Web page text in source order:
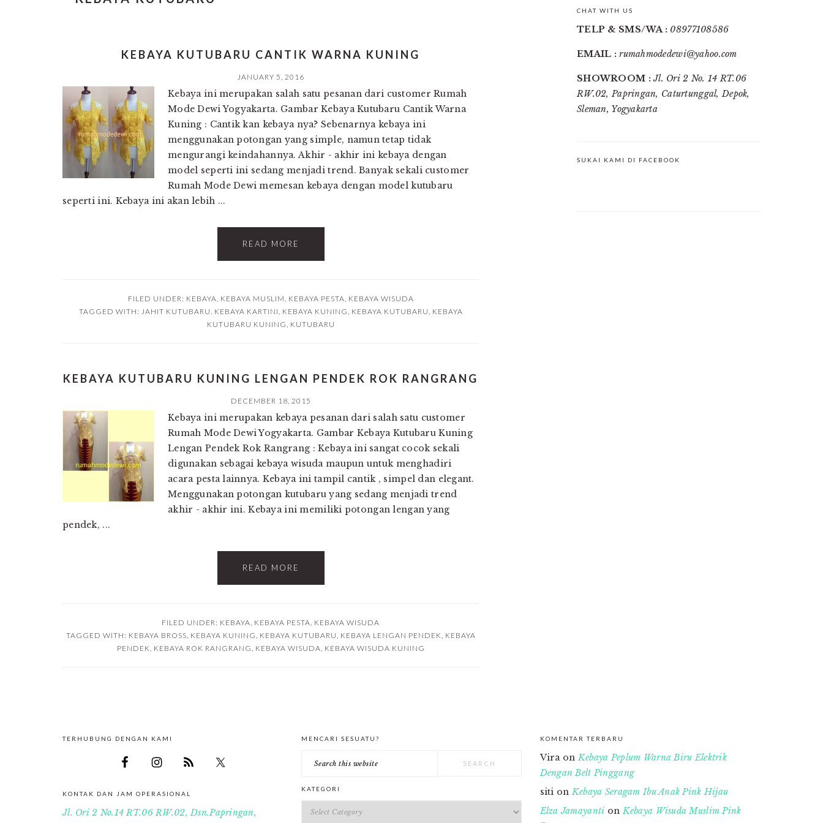
KEBAYA KUTUBARU CANTIK WARNA KUNING
JANUARY 5, 2016
Kebaya ini merupakan salah satu pesanan dari customer Rumah
Mode Dewi Yogyakarta. Gambar Kebaya Kutubaru Cantik Warna
Kuning : Cantik kan kebaya nya? Sebenarnya kebaya ini
menggunakan potongan yang simple, namun tetap tidak
mengurangi keindahannya. Akhir - akhir ini kebaya dengan
model seperti ini sedang menjadi trend. Banyak sekali customer
Rumah Mode Dewi memesan kebaya dengan model kutubaru
seperti ini. Kebaya ini akan lebih ...
READ MORE
FILED UNDER: KEBAYA, KEBAYA MUSLIM, KEBAYA PESTA, KEBAYA WISUDA
TAGGED WITH: JAHIT KUTUBARU, KEBAYA KARTINI, KEBAYA KUNING, KEBAYA KUTUBARU, KEBAYA
KUTUBARU KUNING, KUTUBARU
KEBAYA KUTUBARU KUNING LENGAN PENDEK ROK RANGRANG
DECEMBER 18, 2015
Kebaya ini merupakan kebaya pesanan dari salah satu customer
Rumah Mode Dewi Yogyakarta. Gambar Kebaya Kutubaru Kuning
Lengan Pendek Rok Rangrang : Kebaya ini sangat cocok sekali
digunakan sebagai kebaya wisuda maupun untuk menghadiri
acara pesta lainnya. Kebaya ini tampil cantik , simpel dan elegant.
Menggunakan potongan kutubaru yang sedang menjadi trend
akhir - akhir ini. Kebaya ini memiliki potongan lengan yang
pendek, ...
READ MORE
FILED UNDER: KEBAYA, KEBAYA PESTA, KEBAYA WISUDA
TAGGED WITH: KEBAYA BROSS, KEBAYA KUNING, KEBAYA KUTUBARU, KEBAYA LENGAN PENDEK, KEBAYA
PENDEK, KEBAYA ROK RANGRANG, KEBAYA WISUDA, KEBAYA WISUDA KUNING
CHAT WITH US
TELP & SMS/WA : 08977108586
EMAIL :rumahmodedewi@yahoo.com
SHOWROOM :Jl. Ori 2 No. 14 RT.06
RW.02, Papringan, Caturtunggal, Depok,
Sleman, Yogyakarta
SUKAI KAMI DI FACEBOOK
TERHUBUNG DENGAN KAMI
KONTAK DAN JAM OPERASIONAL
Jl. Ori 2 No.14 RT.06 RW.02, Dsn.Papringan,
MENCARI SESUATU?
website
KATEGORI
Kategori
KOMENTAR TERBARU
ViraonKebaya Peplum Warna Biru Elektrik
Dengan Belt Pinggang
siti onKebaya Seragam Ibu Anak Pink Hijau
Elza Jamayanti onKebaya Wisuda Muslim Pink